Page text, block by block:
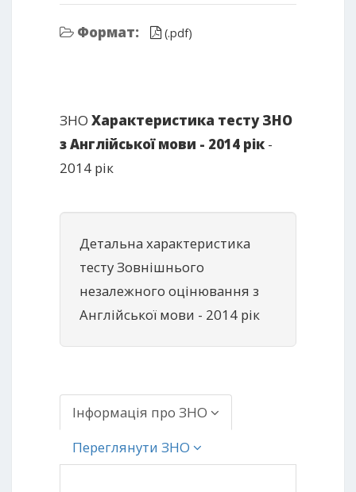
Формат: (.pdf)
ЗНО Характеристика тесту ЗНО
з Англійської мови - 2014 рік -
2014 рік
Детальна характеристика
тесту Зовнішнього
незалежного оцінювання з
Англійської мови - 2014 рік
Інформація про ЗНО
Переглянути ЗНО